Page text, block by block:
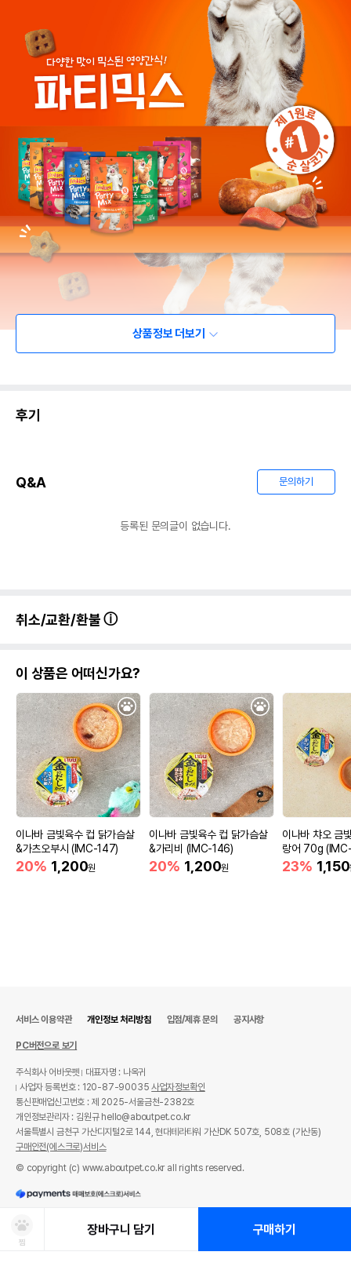
상품정보 더보기
후기
Q&A 문의하기
등록된 문의글이 없습니다.
취소/교환/환불
이 상품은 어떠신가요?
이나바 금빛육수 컵 닭가슴살
&가츠오부시 (IMC-147)
20% 1,200원
이나바 금빛육수 컵 닭가슴살
&가리비 (IMC-146)
20% 1,200원
이나바 챠오 금
랑어 70g
23% 1,150
찜
장바구니 담기 구매하기
서비스 이용약관 개인정보 처리방침 입점/제휴 문의 공지사항
PC버전으로 보기
주식회사 어바웃펫
대표자명 : 나옥귀
사업자 등록번호 : 120-87-90035사업자정보확인
통신판매업신고번호 : 제 2025-서울금천-2382호
개인정보관리자 : 김원규 hello@aboutpet.co.kr
서울특별시 금천구 가산디지털2로 144, 현대테라타워 가산DK 507호, 508호 (가산동)
구매안전(에스크로)서비스
© copyright (c) www.aboutpet.co.kr all rights reserved.